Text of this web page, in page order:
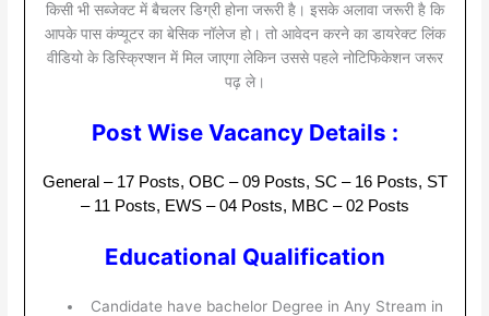
किसी भी सब्जेक्ट में बैचलर डिग्री होना जरूरी है। इसके अलावा जरूरी है कि
आपके पास कंप्यूटर का बेसिक नॉलेज हो। तो आवेदन करने का डायरेक्ट लिंक
वीडियो के डिस्क्रिप्शन में मिल जाएगा लेकिन उससे पहले नोटिफिकेशन जरूर
पढ़ ले।
Post Wise Vacancy Details :
General – 17 Posts, OBC – 09 Posts, SC – 16 Posts, ST
– 11 Posts, EWS – 04 Posts, MBC – 02 Posts
Educational Qualification
Candidate have bachelor Degree in Any Stream in